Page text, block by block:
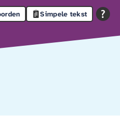
Simpele tekst